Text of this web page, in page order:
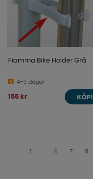
Fiamma Bike Holder Grå
4-9 dagar
155 kr KÖP!
1 6 7 8